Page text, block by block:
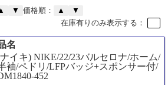
▼ 価格順： ▲
▼
在庫有りのみ表示する：
名
イキ) NIKE/22/23バルセロナ/ホーム/
袖/ペドリ/LFPバッジ+スポンサー付/
452